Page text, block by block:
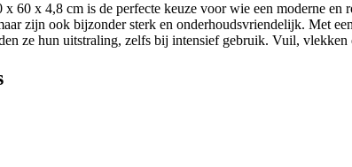
60 x 4,8 cm is de perfecte keuze voor wie een moderne
zijn ook bijzonder sterk en onderhoudsvriendelijk. Met
ze hun uitstraling, zelfs bij intensief gebruik. Vuil,